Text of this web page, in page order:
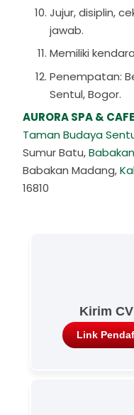
Jujur, disiplin,
jawab.
Memiliki
Penempatan:
Sentul, Bogor.
AURORA SPA & CAFE
Taman Budaya
Sumur Batu,
Babakan Madang,
16810
Kirim
Link